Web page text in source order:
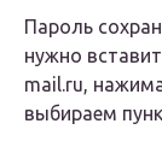
Пароль
нужно
mail.ru,
выбираем